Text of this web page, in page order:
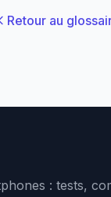
Retour au
: tests,